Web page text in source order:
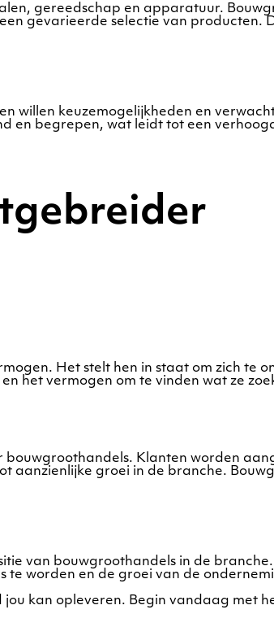
gereedschap en apparatuur.
gevarieerde selectie van producten.
willen keuzemogelijkheden en
en begrepen, wat leidt tot een
Het stelt hen in staat om zich te
het vermogen om te vinden wat ze
Klanten worden
groei in de branche.
van bouwgroothandels in de
worden en de groei van de
kan opleveren. Begin vandaag met